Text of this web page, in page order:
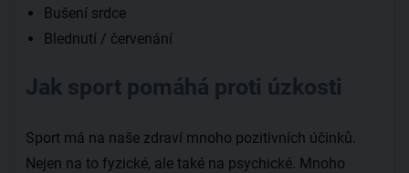
Bušení srdce
Blednutí / červenání
Jak sport pomáhá proti úzkosti
Sport má na naše zdraví mnoho pozitivních účinků.
Nejen na to fyzické, ale také na psychické. Mnoho